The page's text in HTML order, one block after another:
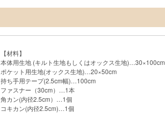
【材料】
本体用生地 (キルト生地もしくはオックス生地)…30×100cm
ポケット用生地(オックス生地)…20×50cm
持ち手用テープ(2.5cm幅)…100cm
ファスナー（30cm）…1本
角カン(内径2.5cm）…1個
コキカン(内径2.5cm)…1個